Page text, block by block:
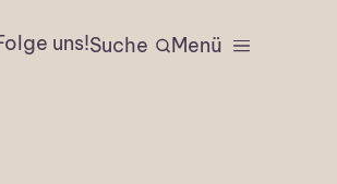
uns!Suche Menü